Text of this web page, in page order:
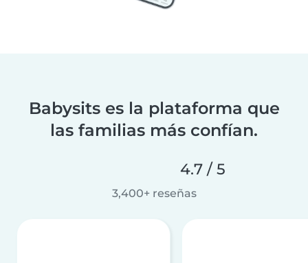
Babysits es la plataforma que
las familias más confían.
4.7 / 5
3,400+ reseñas